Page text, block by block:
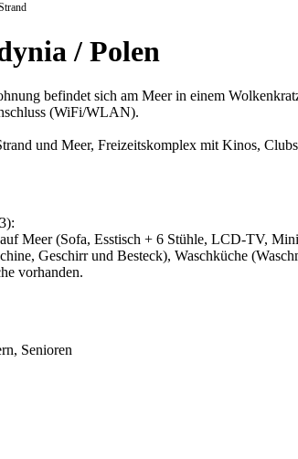
/ Polen
befindet sich am Meer in einem
(WiFi/WLAN).
und Meer, Freizeitskomplex mit Kinos,
Meer (Sofa, Esstisch + 6 Stühle, LCD-TV,
Geschirr und Besteck), Waschküche
vorhanden.
Senioren